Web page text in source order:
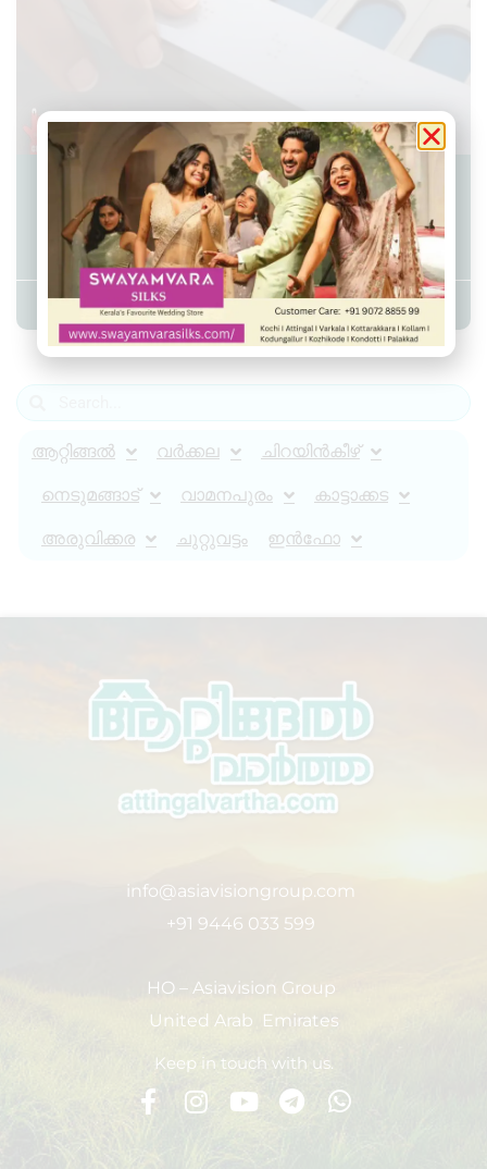
വോട്ടർമാർ വോട്ടിങ് നടപടിക്രമങ്ങൾ
കൃത്യമായി പാലിക്കണം
Admin YS December 9, 2025 7:44 am
ആറ്റിങ്ങൽ വർക്കല ചിറയിൻകീഴ്
നെടുമങ്ങാട് വാമനപുരം കാട്ടാക്കട
അരുവിക്കര ചുറ്റുവട്ടം ഇൻഫോ
info@asiavisiongroup.com
+91 9446 033 599
HO – Asiavision Group
United Arab Emirates
Keep in touch with us.